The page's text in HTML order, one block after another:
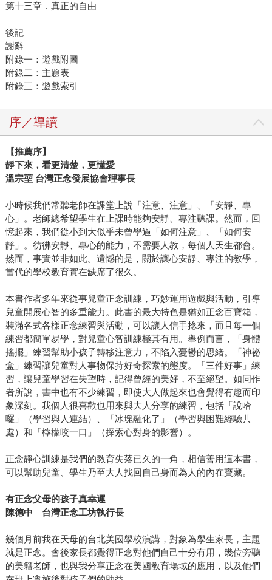
第十三章．真正的自由
後記
謝辭
附錄一：遊戲附圖
附錄二：主題表
附錄三：遊戲索引
序／導讀
【推薦序】
靜下來，看更清楚，更懂愛
溫宗堃 台灣正念發展協會理事長
小時候我們常聽老師在課堂上說「注意、注意」、「安靜、專
心」。老師總希望學生在上課時能夠安靜、專注聽課。然而，回
憶起來，我們從小到大似乎未曾學過「如何注意」、「如何安
靜」。彷彿安靜、專心的能力，不需要人教，每個人天生都會。
然而，事實並非如此。遺憾的是，關於讓心安靜、專注的教學，
當代的學校教育實在缺席了很久。
本書作者多年來從事兒童正念訓練，巧妙運用遊戲與活動，引導
兒童開展心智的多重能力。此書的最大特色是猶如正念百寶箱，
裝滿各式各樣正念練習與活動，可以讓人信手捻來，而且每一個
練習都簡單易學，對兒童心智訓練極其有用。舉例而言，「身體
搖擺」練習幫助小孩子轉移注意力，不陷入憂鬱的思緒。「神祕
盒」練習讓兒童對人事物保持好奇探索的態度。「三件好事」練
習，讓兒童學習在失望時，記得曾經的美好，不至絕望。如同作
者所說，書中也有不少練習，即使大人做起來也會覺得有趣而印
象深刻。我個人很喜歡也用來與大人分享的練習，包括「說哈
囉」（學習與人連結）、「冰塊融化了」（學習與困難經驗共
處）和「檸檬咬一口」（探索心對身的影響）。
正念靜心訓練是我們的教育失落已久的一角，相信善用這本書，
可以幫助兒童、學生乃至大人找回自己身而為人的內在寶藏。
有正念父母的孩子真幸運
陳德中 台灣正念工坊執行長
幾個月前我在天母的台北美國學校演講，對象為學生家長，主題
就是正念。會後家長都覺得正念對他們自己十分有用，幾位旁聽
的美籍老師，也與我分享正念在美國教育場域的應用，以及他們